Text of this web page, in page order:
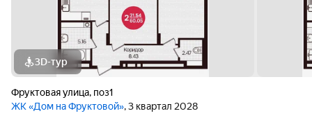
3D-тур
Фруктовая улица, поз1
ЖК «Дом на Фруктовой», 3 квартал 2028